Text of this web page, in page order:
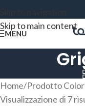
Skip to main content
MENU
Home/Prodotto
Visualizzazione di 7